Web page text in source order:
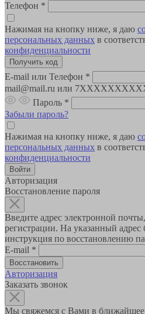
Телефон *
Нажимая на кнопку ниже, я даю
персональных данных в
конфиденциальности
E-mail или Телефон *
mail@mail.ru или
Пароль *
Забыли пароль?
Нажимая на кнопку ниже, я даю
персональных данных в
конфиденциальности
Авторизация
Восстановление пароля
Введите адрес электронной
регистрации. На указанный адрес
инструкция по восстановлению
E-mail *
Авторизация
Заказать звонок
Мы свяжемся с Вами в ближайшее